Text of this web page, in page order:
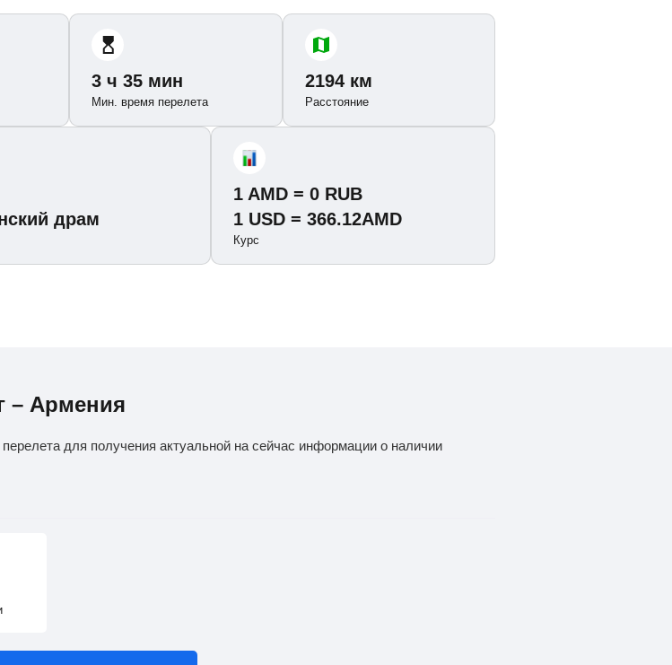
3 ч 35 мин
Мин. время перелета
2194 км
Расстояние
драм
1 AMD = 0 RUB
1 USD = 366.12AMD
Курс
– Армения
для получения актуальной на сейчас информации о наличии